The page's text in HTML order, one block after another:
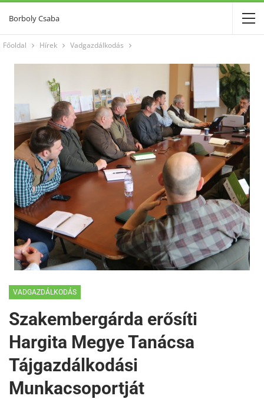
Borboly Csaba
Főoldal Hírek Vadgazdálkodás
VADGAZDÁLKODÁS
Szakembergárda erősíti
Hargita Megye Tanácsa
Tájgazdálkodási
Munkacsoportját